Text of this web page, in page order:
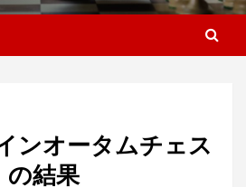
ンオータムチェス
の結果